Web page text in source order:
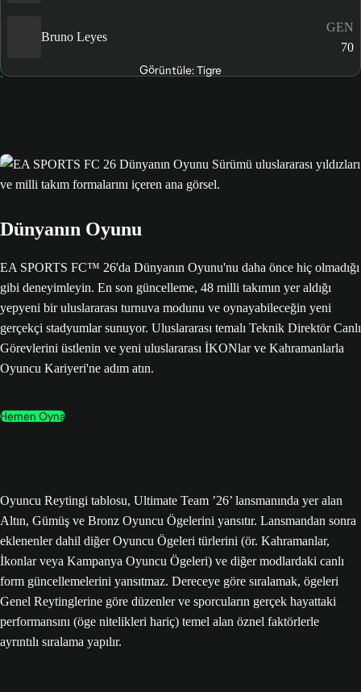
Bruno Leyes
GEN
70
Görüntüle: Tigre
Dünyanın Oyunu
EA SPORTS FC™ 26'da Dünyanın Oyunu'nu daha önce hiç olmadığı
gibi deneyimleyin. En son güncelleme, 48 milli takımın yer aldığı
yepyeni bir uluslararası turnuva modunu ve oynayabileceğin yeni
gerçekçi stadyumlar sunuyor. Uluslararası temalı Teknik Direktör Canlı
Görevlerini üstlenin ve yeni uluslararası İKONlar ve Kahramanlarla
Oyuncu Kariyeri'ne adım atın.
Hemen Oyna
Oyuncu Reytingi tablosu, Ultimate Team ’26’ lansmanında yer alan
Altın, Gümüş ve Bronz Oyuncu Ögelerini yansıtır. Lansmandan sonra
eklenenler dahil diğer Oyuncu Ögeleri türlerini (ör. Kahramanlar,
İkonlar veya Kampanya Oyuncu Ögeleri) ve diğer modlardaki canlı
form güncellemelerini yansıtmaz. Dereceye göre sıralamak, ögeleri
Genel Reytinglerine göre düzenler ve sporcuların gerçek hayattaki
performansını (öge nitelikleri hariç) temel alan öznel faktörlerle
ayrıntılı sıralama yapılır.